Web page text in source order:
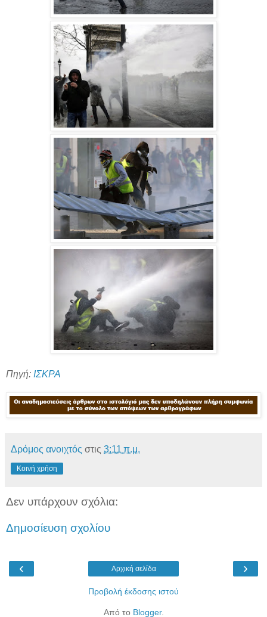
Πηγή: ΙΣΚΡΑ
Δρόμος ανοιχτός στις 3:11 π.μ.
Κοινή χρήση
Δεν υπάρχουν σχόλια:
Δημοσίευση σχολίου
‹ ›
Αρχική σελίδα
Προβολή έκδοσης ιστού
Από το Blogger.